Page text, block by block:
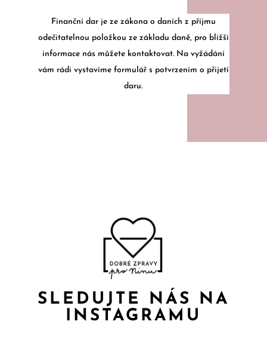
Finanční dar je ze zákona o daních z příjmu
odečitatelnou položkou ze základu daně, pro bližší
informace nás můžete kontaktovat. Na vyžádání
vám rádi vystavíme formulář s potvrzením o přijetí
daru.
SLEDUJTE NÁS NA
INSTAGRAMU